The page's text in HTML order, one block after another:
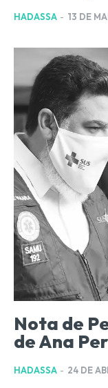
HADASSA - 13 DE
Nota de
de Ana
HADASSA - 24 DE